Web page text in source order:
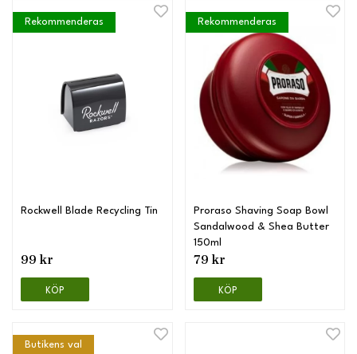
Rekommenderas
Rockwell Blade Recycling Tin
99 kr
KÖP
Rekommenderas
Proraso Shaving Soap Bowl
Sandalwood & Shea Butter
150ml
79 kr
KÖP
Butikens val